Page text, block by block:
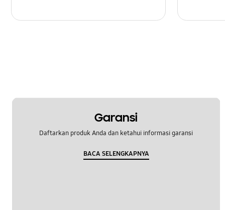
Garansi
Daftarkan produk Anda dan ketahui informasi garansi
BACA SELENGKAPNYA